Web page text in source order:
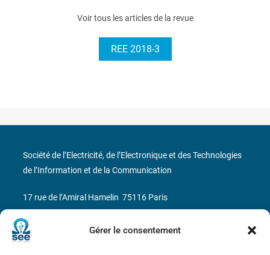
Gérer le consentement
Voir tous les articles de la revue
REE 2018-3
Société de l’Electricité, de l’Electronique et des Technologies
de l’Information et de la Communication
17 rue de l’Amiral Hamelin 75116 Paris
Métro : « Boissière » Ligne 6 et « Iéna » Ligne 9